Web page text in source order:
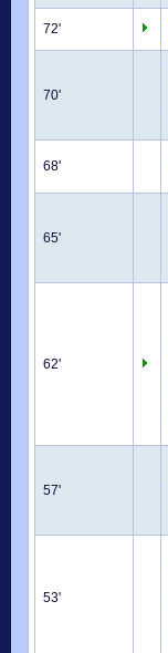
72'
70'
68'
65'
62'
57'
53'